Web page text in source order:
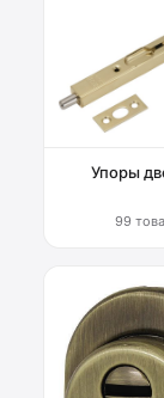
Упоры
99